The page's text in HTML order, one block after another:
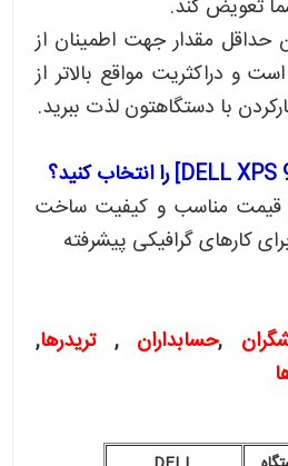
تعویض کند.
حداقل مقدار جهت اطمینان از
و دراکثریت مواقع بالاتر از
با دستگاهتون لذت ببرید.
قیمت مناسب و کیفیت ساخت
کارهای گرافیکی پیشرفته
,حسابداران ,تریدرها,